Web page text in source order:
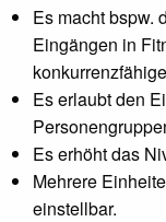
Es macht bspw.
Eingängen in
Es erlaubt den
Es erhöht das
Mehrere
einstellbar.